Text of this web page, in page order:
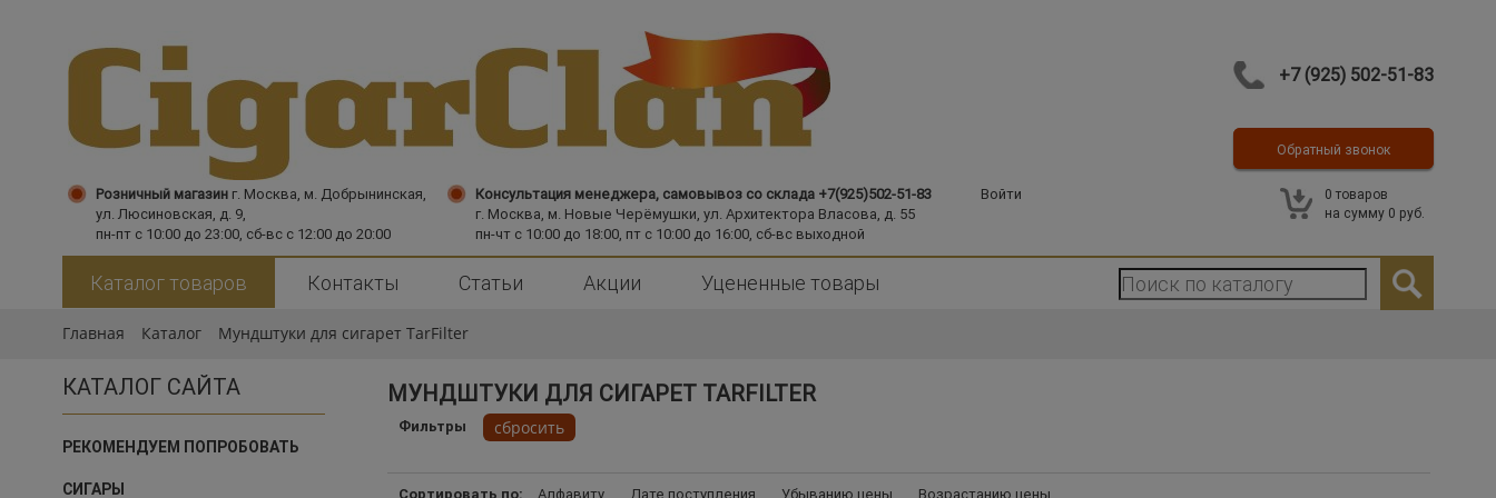
+7 (925) 502-51-83
Контакты
Обратный звонок
Розничный магазин г. Москва, м. Добрынинская,
ул. Люсиновская, д. 9,
пн-пт с 10:00 до 23:00, сб-вс с 12:00 до 20:00
Консультация менеджера, самовывоз со склада +7(925)502-51-83
г. Москва, м. Новые Черёмушки, ул. Архитектора Власова, д. 55
пн-чт с 10:00 до 18:00, пт с 10:00 до 16:00, сб-вс выходной
Войти 0 товаров
на сумму 0 руб.
Каталог товаров Контакты Статьи Акции Уцененные товары
Главная Каталог Мундштуки для сигарет TarFilter
КАТАЛОГ САЙТА
РЕКОМЕНДУЕМ ПОПРОБОВАТЬ
СИГАРЫ
МУНДШТУКИ ДЛЯ СИГАРЕТ TARFILTER
Фильтры сбросить